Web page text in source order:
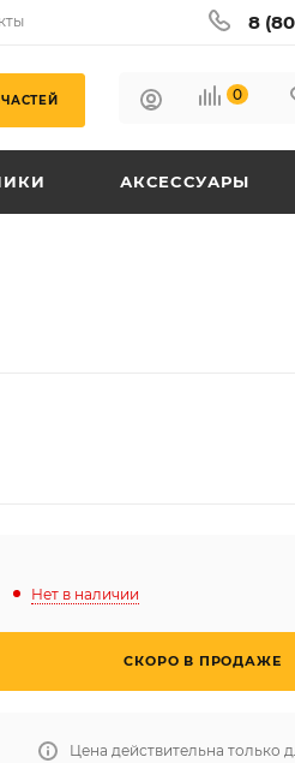
8
0
АКСЕССУАРЫ
Нет в наличии
СКОРО В ПРОДАЖЕ
Цена действительна только